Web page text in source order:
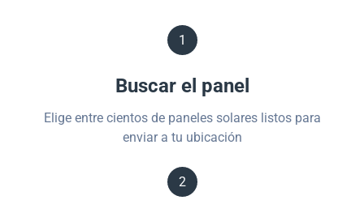
1
Buscar el panel
Elige entre cientos de paneles solares listos para
enviar a tu ubicación
2